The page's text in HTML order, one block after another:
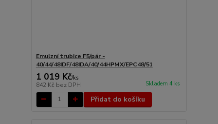
Emulzní trubice F5/pár -
40/44/48IDF/48IDA/40/44HPMX/EPC48/51
1 019 Kč/ks
842 Kč bez DPH Skladem 4 ks
Přidat do košíku